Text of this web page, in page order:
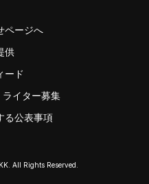
ページへ
供
ード
ライター募集
る公表事項
All Rights Reserved.